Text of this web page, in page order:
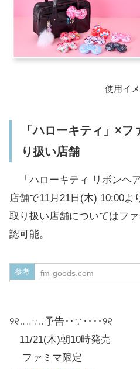
使用イ
「ハローキティ」×
り扱い店舗
「ハローキティ リボンヘ
店舗で11月21日(木) 10:00よ
取り扱い店舗についてはフ
認可能。
参考 fm-goods.com
୨୧‥‥∵‥予告‥∵‥‥୨୧
11/21(木)朝10時発売
ファミマ限定